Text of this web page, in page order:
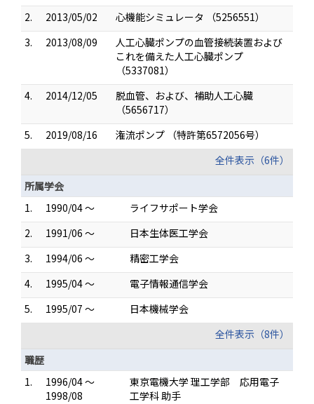
2.
2013/05/02
心機能シミュレータ （5256551）
3.
2013/08/09
人工心臓ポンプの血管接続装置および
これを備えた人工心臓ポンプ
（5337081）
4.
2014/12/05
脱血管、および、補助人工心臓
（5656717）
5.
2019/08/16
潅流ポンプ （特許第6572056号）
全件表示（6件）
所属学会
1.
1990/04 ～
ライフサポート学会
2.
1991/06 ～
日本生体医工学会
3.
1994/06 ～
精密工学会
4.
1995/04 ～
電子情報通信学会
5.
1995/07 ～
日本機械学会
全件表示（8件）
職歴
1.
1996/04 ～
1998/08
東京電機大学 理工学部 応用電子
工学科 助手